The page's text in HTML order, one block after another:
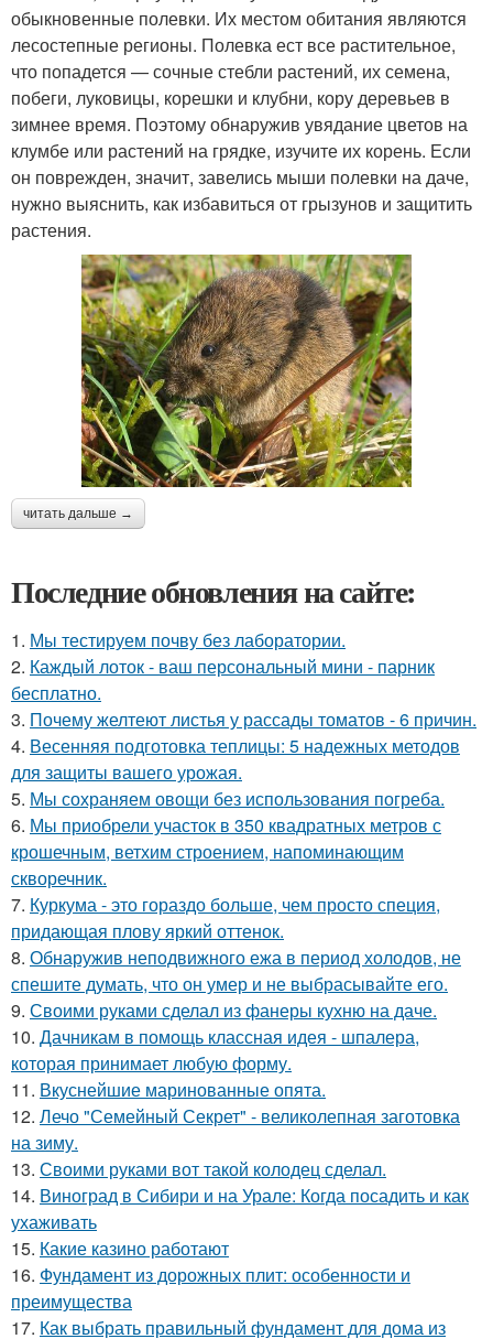
обыкновенные полевки. Их местом обитания являются
лесостепные регионы. Полевка ест все растительное,
что попадется — сочные стебли растений, их семена,
побеги, луковицы, корешки и клубни, кору деревьев в
зимнее время. Поэтому обнаружив увядание цветов на
клумбе или растений на грядке, изучите их корень. Если
он поврежден, значит, завелись мыши полевки на даче,
нужно выяснить, как избавиться от грызунов и защитить
растения.
читать дальше →
Последние обновления на сайте:
1. Мы тестируем почву без лаборатории.
2. Каждый лоток - ваш персональный мини - парник
бесплатно.
3. Почему желтеют листья у рассады томатов - 6 причин.
4. Весенняя подготовка теплицы: 5 надежных методов
для защиты вашего урожая.
5. Мы сохраняем овощи без использования погреба.
6. Мы приобрели участок в 350 квадратных метров с
крошечным, ветхим строением, напоминающим
скворечник.
7. Куркума - это гораздо больше, чем просто специя,
придающая плову яркий оттенок.
8. Обнаружив неподвижного ежа в период холодов, не
спешите думать, что он умер и не выбрасывайте его.
9. Своими руками сделал из фанеры кухню на даче.
10. Дачникам в помощь классная идея - шпалера,
которая принимает любую форму.
11. Вкуснейшие маринованные опята.
12. Лечо "Семейный Секрет" - великолепная заготовка
на зиму.
13. Своими руками вот такой колодец сделал.
14. Виноград в Сибири и на Урале: Когда посадить и как
ухаживать
15. Какие казино работают
16. Фундамент из дорожных плит: особенности и
преимущества
17. Как выбрать правильный фундамент для дома из